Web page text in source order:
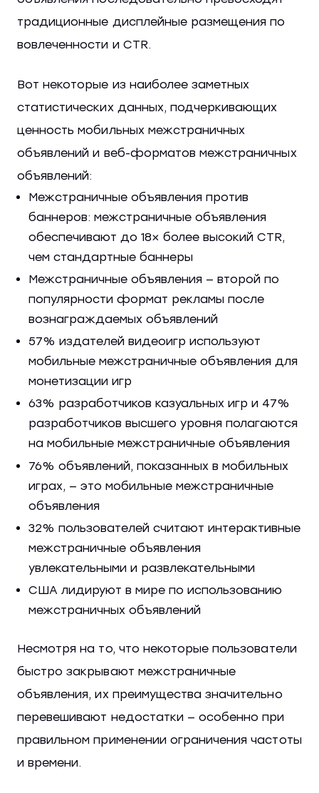
традиционные дисплейные размещения по
вовлеченности и CTR.
Вот некоторые из наиболее заметных
статистических данных, подчеркивающих
ценность мобильных межстраничных
объявлений и веб-форматов межстраничных
объявлений:
Межстраничные объявления против
баннеров: межстраничные объявления
обеспечивают до 18× более высокий CTR,
чем стандартные баннеры
Межстраничные объявления — второй по
популярности формат рекламы после
вознаграждаемых объявлений
57% издателей видеоигр используют
мобильные межстраничные объявления для
монетизации игр
63% разработчиков казуальных игр и 47%
разработчиков высшего уровня полагаются
на мобильные межстраничные объявления
76% объявлений, показанных в мобильных
играх, — это мобильные межстраничные
объявления
32% пользователей считают интерактивные
межстраничные объявления
увлекательными и развлекательными
США лидируют в мире по использованию
межстраничных объявлений
Несмотря на то, что некоторые пользователи
быстро закрывают межстраничные
объявления, их преимущества значительно
перевешивают недостатки — особенно при
правильном применении ограничения частоты
и времени.